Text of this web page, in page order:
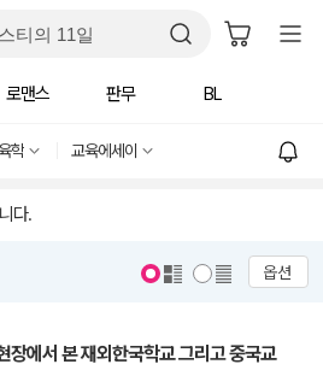
로맨스 판무 BL
학 교육에세이
다.
옵션
장에서 본 재외한국학교 그리고 중국교